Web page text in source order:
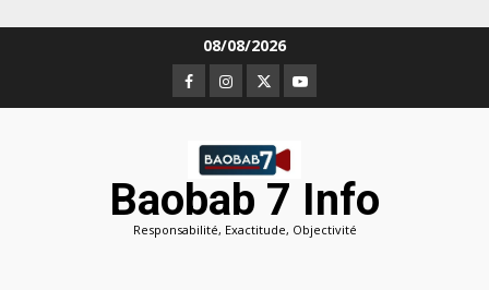
08/08/2026
Facebook
Instagram
TwitterYoutube
Baobab 7 Info
Responsabilité, Exactitude, Objectivité